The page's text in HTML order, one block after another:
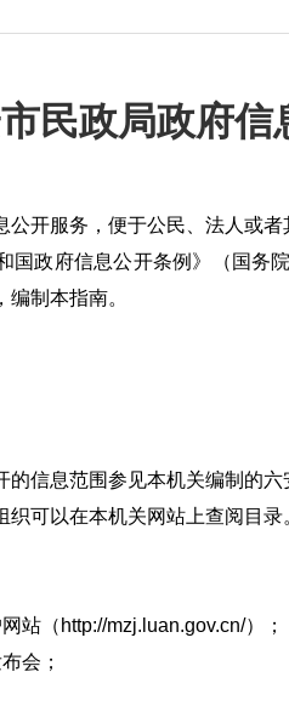
民政局政府信
公开服务，便于公民、法人或
国政府信息公开条例》（国务
制本指南。
的信息范围参见本机关编制的
可以在本机关网站上查阅目录
站（http://mzj.luan.gov.cn/）；
会；